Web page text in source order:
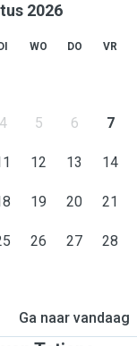
2026
DI WO DO VR
4 5 6 7
12 13 14
19 20 21
26 27 28
Ga naar vandaag